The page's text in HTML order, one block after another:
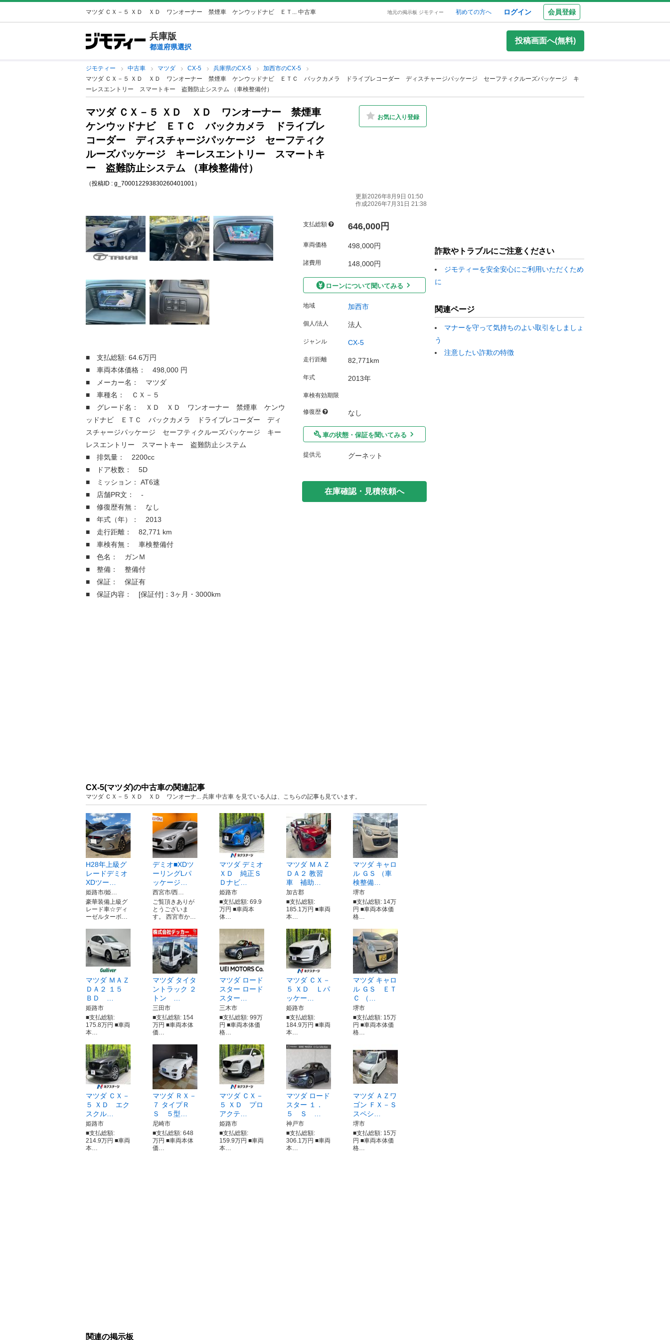
マツダ ＣＸ－５ ＸＤ ＸＤ ワンオーナー 禁煙車 ケンウッドナビ ＥＴ... 中古車 地元の掲示板 ジモティー 初めての方へ ログイン 会員登録
兵庫版
都道府県選択
投稿画面へ(無料)
ジモティー 中古車 マツダ CX-5 兵庫県のCX-5
加西市のCX-5
マツダ ＣＸ－５ ＸＤ ＸＤ ワンオーナー 禁煙車 ケンウッドナビ ＥＴＣ バックカメラ ドライブレコーダー ディスチャージパッケージ セーフティクルーズパッケージ キ
ーレスエントリー スマートキー 盗難防止システム （車検整備付）
マツダ ＣＸ－５ ＸＤ ＸＤ ワンオーナー 禁煙車
ケンウッドナビ ＥＴＣ バックカメラ ドライブレ
コーダー ディスチャージパッケージ セーフティク
ルーズパッケージ キーレスエントリー スマートキ
ー 盗難防止システム （車検整備付）
（投稿ID : g_700012293830260401001）
お気に入り登録
更新2026年8月9日 01:50
作成2026年7月31日 21:38
■ 支払総額: 64.6万円
■ 車両本体価格： 498,000 円
■ メーカー名： マツダ
■ 車種名： ＣＸ－５
■ グレード名： ＸＤ ＸＤ ワンオーナー 禁煙車 ケンウ
ッドナビ ＥＴＣ バックカメラ ドライブレコーダー ディ
スチャージパッケージ セーフティクルーズパッケージ キー
レスエントリー スマートキー 盗難防止システム
■ 排気量： 2200cc
■ ドア枚数： 5D
■ ミッション： AT6速
■ 店舗PR文： -
■ 修復歴有無： なし
■ 年式（年）： 2013
■ 走行距離： 82,771 km
■ 車検有無： 車検整備付
■ 色名： ガンＭ
■ 整備： 整備付
■ 保証： 保証有
■ 保証内容： [保証付]：3ヶ月・3000km
支払総額 646,000円
車両価格 498,000円
諸費用 148,000円
ローンについて聞いてみる
地域 加西市
個人/法人 法人
ジャンル CX-5
走行距離 82,771km
年式 2013年
車検有効期限
修復歴 なし
車の状態・保証を聞いてみる
提供元 グーネット
在庫確認・見積依頼へ
CX-5(マツダ)の中古車の関連記事
マツダ ＣＸ－５ ＸＤ ＸＤ ワンオーナ... 兵庫 中古車 を見ている人は、こちらの記事も見ています。
H28年上級グ
レードデミオ
XDツー…
姫路市/姫…
豪華装備上級グ
レード車☆ディ
ーゼルターボ…
デミオ■XDツ
ーリングLパ
ッケージ…
西宮市/西…
ご覧頂きありが
とうございま
す。 西宮市か…
マツダ デミオ
ＸＤ 純正Ｓ
Ｄナビ…
姫路市
■支払総額: 69.9
万円 ■車両本
体…
マツダ ＭＡＺ
ＤＡ２ 教習
車 補助…
加古郡
■支払総額:
185.1万円 ■車両
本…
マツダ キャロ
ル ＧＳ （車
検整備…
堺市
■支払総額: 14万
円 ■車両本体価
格…
マツダ ＭＡＺ
ＤＡ２ １５
ＢＤ …
姫路市
■支払総額:
175.8万円 ■車両
本…
マツダ タイタ
ントラック ２
トン …
三田市
■支払総額: 154
万円 ■車両本体
価…
マツダ ロード
スター ロード
スター…
三木市
■支払総額: 99万
円 ■車両本体価
格…
マツダ ＣＸ－
５ ＸＤ Ｌパ
ッケー…
姫路市
■支払総額:
184.9万円 ■車両
本…
マツダ キャロ
ル ＧＳ ＥＴ
Ｃ （…
堺市
■支払総額: 15万
円 ■車両本体価
格…
マツダ ＣＸ－
５ ＸＤ エク
スクル…
姫路市
■支払総額:
214.9万円 ■車両
本…
マツダ ＲＸ－
７ タイプＲ
Ｓ ５型…
尼崎市
■支払総額: 648
万円 ■車両本体
価…
マツダ ＣＸ－
５ ＸＤ プロ
アクテ…
姫路市
■支払総額:
159.9万円 ■車両
本…
マツダ ロード
スター １．
５ Ｓ …
神戸市
■支払総額:
306.1万円 ■車両
本…
マツダ ＡＺワ
ゴン ＦＸ－Ｓ
スペシ…
堺市
■支払総額: 15万
円 ■車両本体価
格…
関連の掲示板
詐欺やトラブルにご注意ください
ジモティーを安全安心にご利用いただくため
に
関連ページ
マナーを守って気持ちのよい取引をしましょ
う
注意したい詐欺の特徴